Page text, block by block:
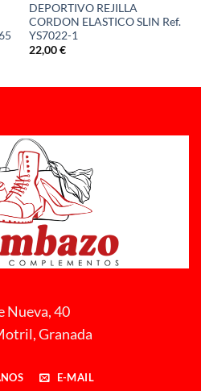
DEPORTIVO REJILLA
CORDON ELASTICO SLIN Ref.
YS7022-1
22,00€
Nueva, 40
Granada
E-MAIL